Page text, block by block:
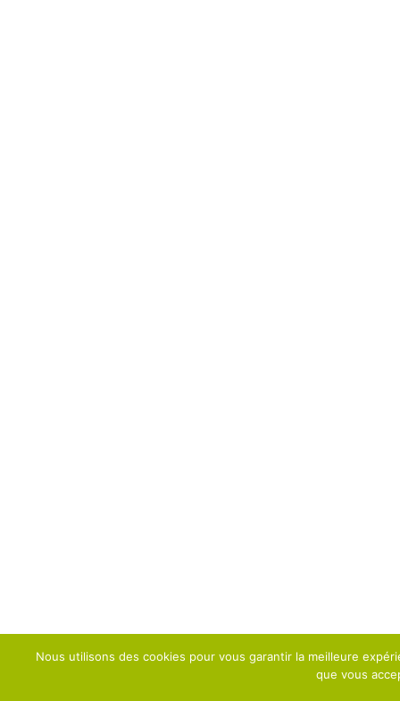
Nous utilisons des cookies pour vous garantir la meilleure
que vous